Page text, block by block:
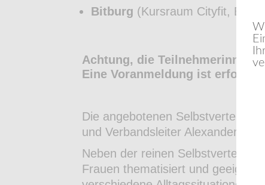
Bitburg (Kursraum Cityfit,
Achtung, die
Eine Voranmeldung ist
Die angebotenen
und Verbandsleiter Alexander
Neben der reinen
Frauen thematisiert und